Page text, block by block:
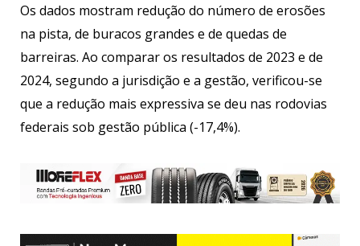
Os dados mostram redução do número de erosões
na pista, de buracos grandes e de quedas de
barreiras. Ao comparar os resultados de 2023 e de
2024, segundo a jurisdição e a gestão, verificou-se
que a redução mais expressiva se deu nas rodovias
federais sob gestão pública (-17,4%).